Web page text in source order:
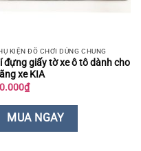
KIỆN ĐỒ CHƠI DÙNG CHUNG
đựng giấy tờ xe ô tô dành cho
xe KIA
₫
MUA NGAY